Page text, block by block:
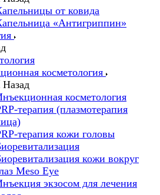
от ковида
«Антигриппин»
косметология
Назад
косметология
терапия (плазмотерапия
терапия кожи головы
кожи вокруг
Meso Eye
экзосом для лечения